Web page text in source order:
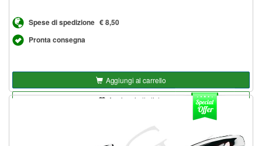
Spese di spedizione € 8,50
Pronta consegna
Aggiungi al carrello
Aggiungi alla lista